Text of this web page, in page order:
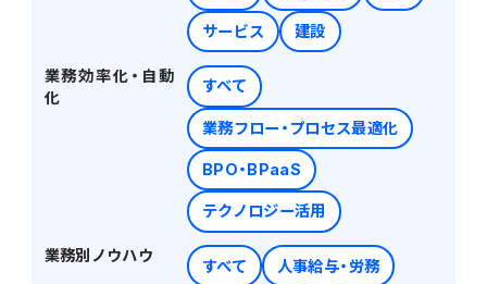
個人番号管理
給与明細閲覧
健康経営支援サービス
経営課題別オファリング
サービス 建設
業務効率化・自動
化
すべて
業務フロー・プロセス最適化
BPO・BPaaS
テクノロジー活用
業務別ノウハウ
すべて 人事給与・労務